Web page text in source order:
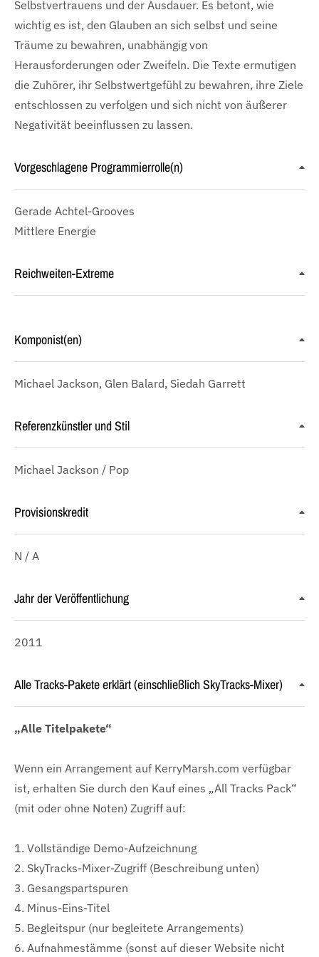
Selbstvertrauens und der Ausdauer. Es betont, wie
wichtig es ist, den Glauben an sich selbst und seine
Träume zu bewahren, unabhängig von
Herausforderungen oder Zweifeln. Die Texte ermutigen
die Zuhörer, ihr Selbstwertgefühl zu bewahren, ihre Ziele
entschlossen zu verfolgen und sich nicht von äußerer
Negativität beeinflussen zu lassen.
Vorgeschlagene Programmierrolle(n)
Gerade Achtel-Grooves
Mittlere Energie
Reichweiten-Extreme
Komponist(en)
Michael Jackson, Glen Balard, Siedah Garrett
Referenzkünstler und Stil
Michael Jackson / Pop
Provisionskredit
N / A
Jahr der Veröffentlichung
2011
Alle Tracks-Pakete erklärt (einschließlich SkyTracks-Mixer)
„Alle Titelpakete“
Wenn ein Arrangement auf KerryMarsh.com verfügbar
ist, erhalten Sie durch den Kauf eines „All Tracks Pack“
(mit oder ohne Noten) Zugriff auf:
1. Vollständige Demo-Aufzeichnung
2. SkyTracks-Mixer-Zugriff (Beschreibung unten)
3. Gesangspartspuren
4. Minus-Eins-Titel
5. Begleitspur (nur begleitete Arrangements)
6. Aufnahmestämme (sonst auf dieser Website nicht